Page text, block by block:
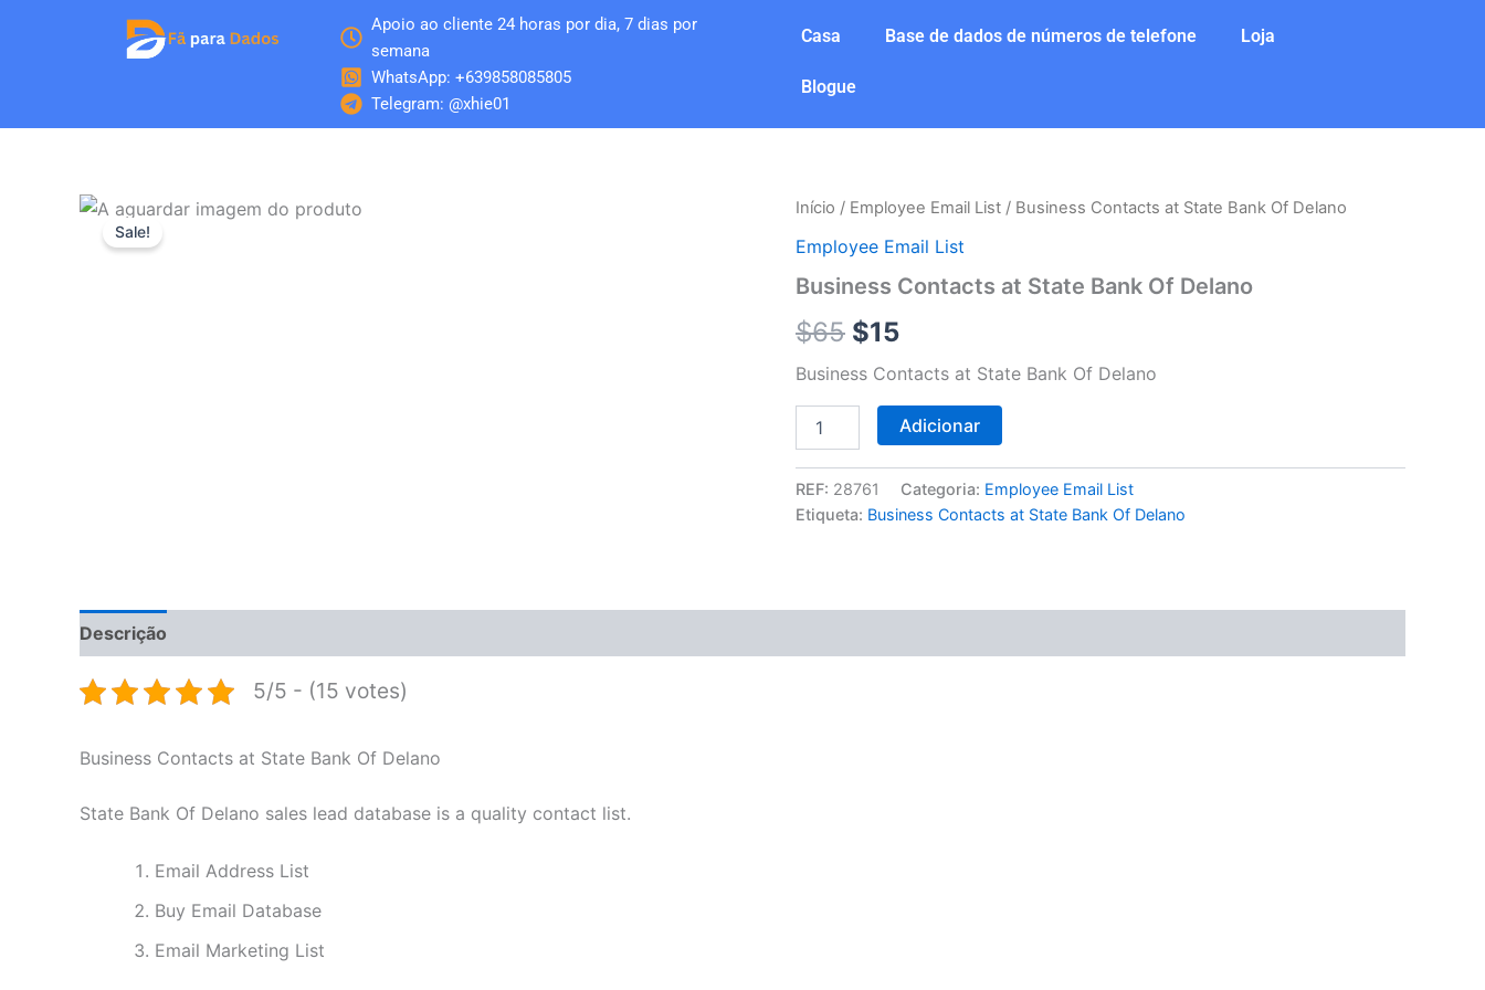
Apoio ao cliente 24 horas por dia, 7 dias por
semana
WhatsApp: +639858085805
Telegram: @xhie01
Casa Base de dados de números de telefone Loja
Blogue
Sale!
Início / Employee Email List / Business Contacts at State Bank Of Delano
Employee Email List
Business Contacts at State Bank Of Delano
$65
O
preço
original
era:
$65.
$15
O
preço
atual
é:
$15.
Business Contacts at State Bank Of Delano
Quantidade
Business
at
Bank
Delano
Adicionar
REF: 28761 Categoria: Employee Email List
Etiqueta: Business Contacts at State Bank Of Delano
Descrição
5/5 - (15 votes)
Business Contacts at State Bank Of Delano
State Bank Of Delano sales lead database is a quality contact list.
Email Address List
Buy Email Database
Email Marketing List